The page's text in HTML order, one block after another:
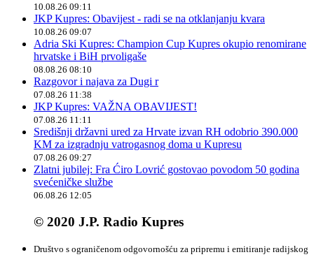
10.08.26 09:11
JKP Kupres: Obavijest - radi se na otklanjanju kvara
10.08.26 09:07
Adria Ski Kupres: Champion Cup Kupres okupio renomirane
hrvatske i BiH prvoligaše
08.08.26 08:10
Razgovor i najava za Dugi r
07.08.26 11:38
JKP Kupres: VAŽNA OBAVIJEST!
07.08.26 11:11
Središnji državni ured za Hrvate izvan RH odobrio 390.000
KM za izgradnju vatrogasnog doma u Kupresu
07.08.26 09:27
Zlatni jubilej: Fra Ćiro Lovrić gostovao povodom 50 godina
svećeničke službe
06.08.26 12:05
© 2020 J.P. Radio Kupres
Društvo s ograničenom odgovornošću za pripremu i emitiranje radijskog